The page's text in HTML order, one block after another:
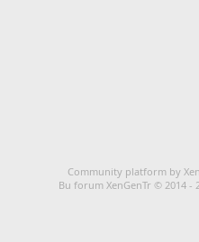
Community platform by
Bu forum XenGenTr © 2014